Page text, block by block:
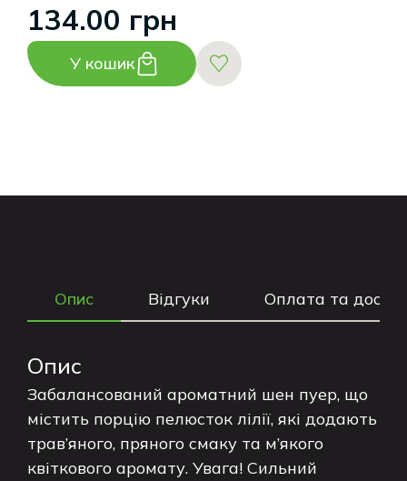
134.00 грн
У кошик
Опис Відгуки Оплата та
Опис
Забалансований ароматний шен пуер, що
містить порцію пелюсток лілії, які додають
трав’яного, пряного смаку та м’якого
квіткового аромату. Увага! Сильний